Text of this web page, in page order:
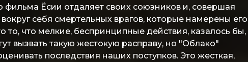
фильма Ёсии отдаляет своих союзников и, совершая
себя смертельных врагов, которые намерены его
что мелкие, беспринципные действия, казалось бы,
вызвать такую жестокую расправу, но "Облако"
последствия наших поступков. Это жесткая,